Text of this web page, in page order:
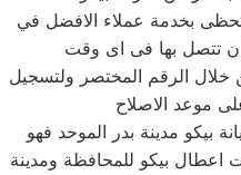
بخدمة عملاء الافضل في
ان تتصل بها فى اى وقت
خلال الرقم المختصر ولتسجيل
على موعد الاصلاح
بيكو مدينة بدر الموحد فهو
اعطال بيكو للمحافظة ومدينة